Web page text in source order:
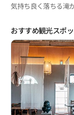
おすすめ観光スポ